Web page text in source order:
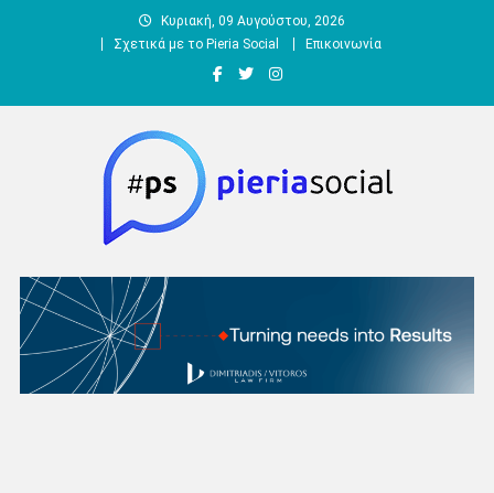
Κυριακή, 09 Αυγούστου, 2026
Σχετικά με το Pieria Social
Επικοινωνία
Pieria Social